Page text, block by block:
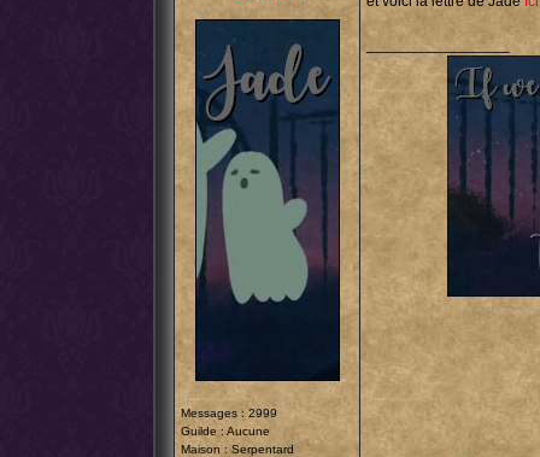
Messages : 2999
Guilde : Aucune
Maison : Serpentard
_________________